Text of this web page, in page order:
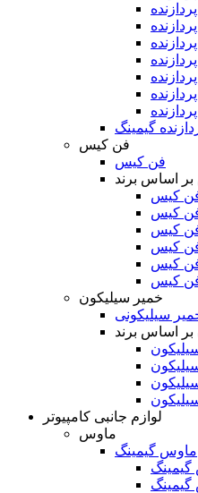
گیمینگ
فن کیس
فن کیس
اساس برند
خمیر سیلیکون
سیلیکونی
اساس برند
لوازم جانبی کامپیوتر
ماوس
ماوس گیمینگ